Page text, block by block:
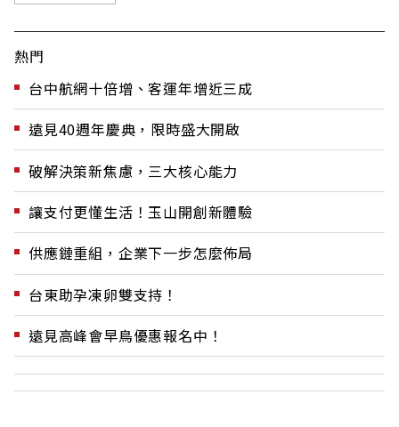
熱門
台中航網十倍增、客運年增近三成
遠見40週年慶典，限時盛大開啟
破解決策新焦慮，三大核心能力
讓支付更懂生活！玉山開創新體驗
供應鏈重組，企業下一步怎麼佈局
台東助孕凍卵雙支持！
遠見高峰會早鳥優惠報名中！